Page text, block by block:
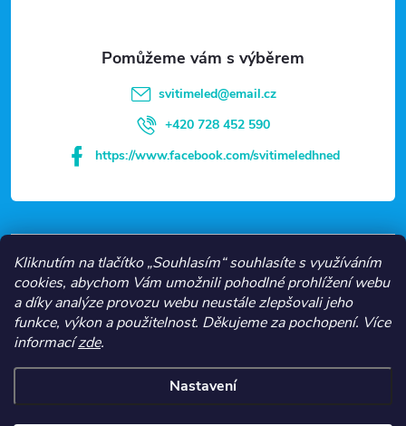
Kliknutím na tlačítko „Souhlasím“ souhlasíte s využíváním
cookies, abychom Vám umožnili pohodlné prohlížení webu
a díky analýze provozu webu neustále zlepšovali jeho
funkce, výkon a použitelnost. Děkujeme za pochopení. Více
informacízde.
Nastavení
VŠE O NÁKUPU
NEJČASTĚJŠÍ KATEGORIE
svitimeled@email.cz
+420 728 452 590
https://www.facebook.com/svitimeledhned